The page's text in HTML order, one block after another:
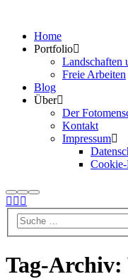
Home
Portfolio
Landschaften
Freie Arbeiten
Blog
Über
Der
Kontakt
Impressum
Suchen
Mehr
Info
Hauptmenü
Tag-Archiv: